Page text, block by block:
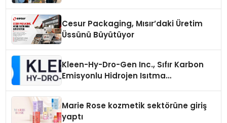
Cesur Packaging, Mısır’daki Üretim
Üssünü Büyütüyor
Kleen-Hy-Dro-Gen Inc., Sıfır Karbon
Emisyonlu Hidrojen Isıtma
Marie Rose kozmetik sektörüne giriş
yaptı